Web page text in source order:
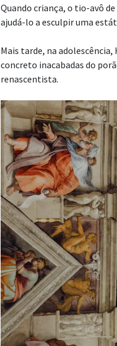
Quando criança, o tio-avô
ajudá-lo a esculpir uma
Mais tarde, na
concreto inacabadas do
renascentista.